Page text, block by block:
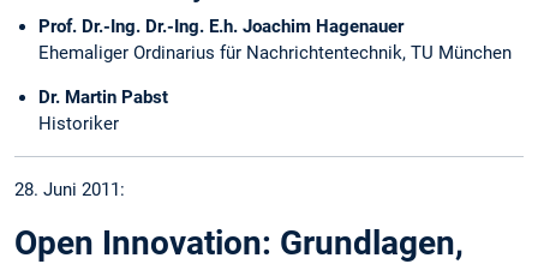
Prof. Dr.-Ing. Dr.-Ing. E.h. Joachim Hagenauer
Ehemaliger Ordinarius für Nachrichtentechnik, TU München
Dr. Martin Pabst
Historiker
28. Juni 2011:
Open Innovation: Grundlagen,